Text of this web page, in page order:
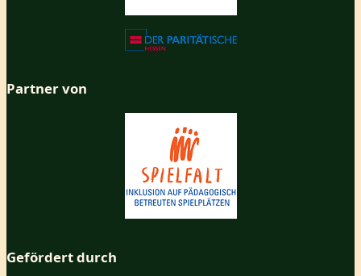
Partner von
Gefördert durch